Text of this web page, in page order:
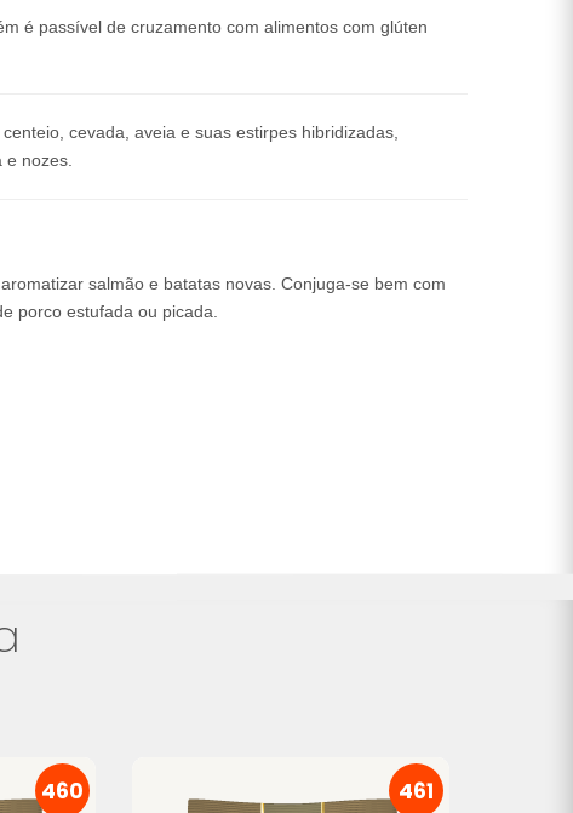
é passível de cruzamento com alimentos com glúten
cevada, aveia e suas estirpes hibridizadas,
e nozes.
salmão e batatas novas. Conjuga-se bem com
porco estufada ou picada.
460 461